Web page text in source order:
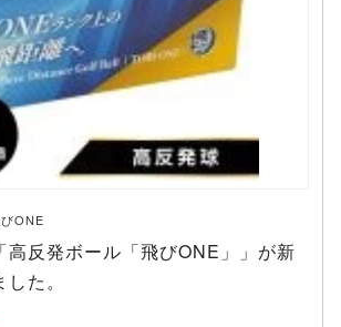
ONE
高反発ボール「飛びONE」」が新
た。